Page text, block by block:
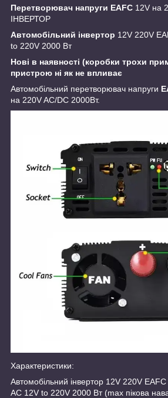
Перетворювач напруги EAFC 12V на
ІНВЕРТОР
Автомобільний інвертор 12V 220V
to 220V 2000 Вт
Нові в наявності (коробки трохи
пристрою ні як не впливає
Автомобільний перетворювач напруги
на 220V AC/DС 2000Вт.
Характеристики:
Автомобільний інвертор 12V 220V
AC 12V to 220V 2000 Вт (max пікова